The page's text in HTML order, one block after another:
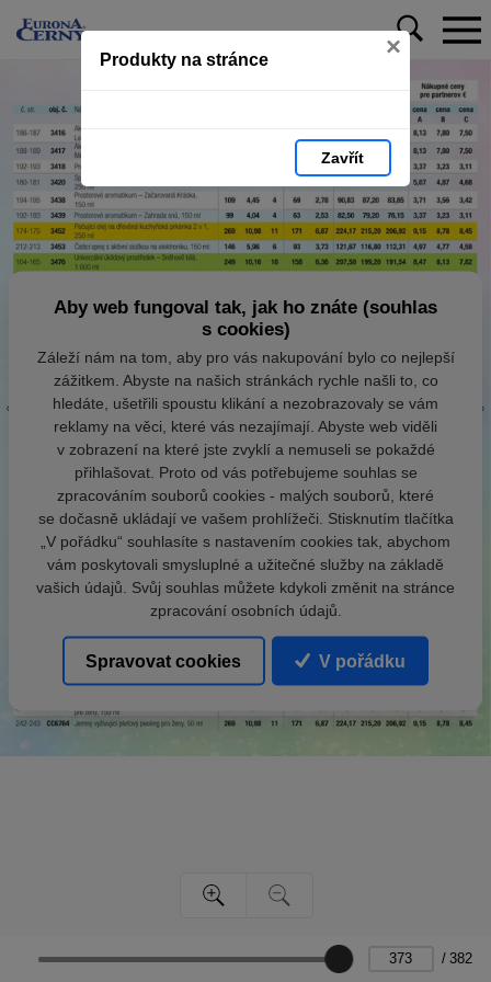
Produkty na stránce ×
Zavřít
/ 382
Aby web fungoval tak, jak ho znáte (souhlas
s cookies)
Záleží nám na tom, aby pro vás nakupování bylo co nejlepší
zážitkem. Abyste na našich stránkách rychle našli to, co
hledáte, ušetřili spoustu klikání a nezobrazovaly se vám
reklamy na věci, které vás nezajímají. Abyste web viděli
v zobrazení na které jste zvyklí a nemuseli se pokaždé
přihlašovat. Proto od vás potřebujeme souhlas se
zpracováním souborů cookies - malých souborů, které
se dočasně ukládají ve vašem prohlížeči. Stisknutím tlačítka
„V pořádku“ souhlasíte s nastavením cookies tak, abychom
vám poskytovali smysluplné a užitečné služby na základě
vašich údajů. Svůj souhlas můžete kdykoli změnit na stránce
zpracování osobních údajů.
Spravovat cookies V pořádku